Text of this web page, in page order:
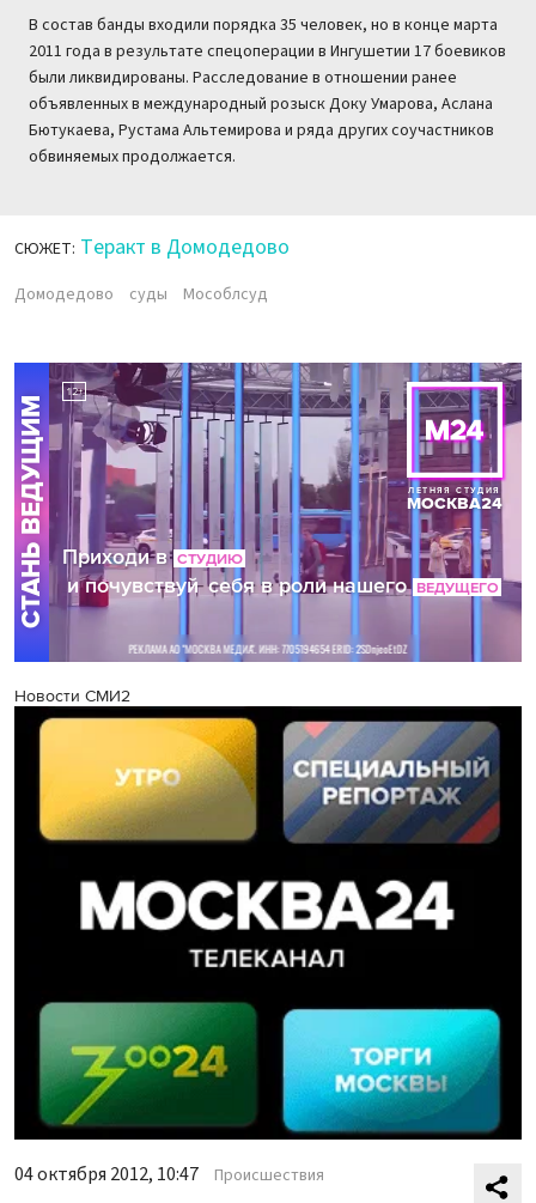
В состав банды входили порядка 35 человек, но в конце марта
2011 года в результате спецоперации в Ингушетии 17 боевиков
были ликвидированы. Расследование в отношении ранее
объявленных в международный розыск Доку Умарова, Аслана
Бютукаева, Рустама Альтемирова и ряда других соучастников
обвиняемых продолжается.
СЮЖЕТ: Теракт в Домодедово
Домодедово суды Мособлсуд
Новости СМИ2
04 октября 2012, 10:47 Происшествия